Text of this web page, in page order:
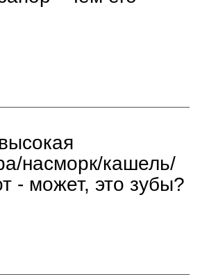
насморк/кашель/
- может, это зубы?